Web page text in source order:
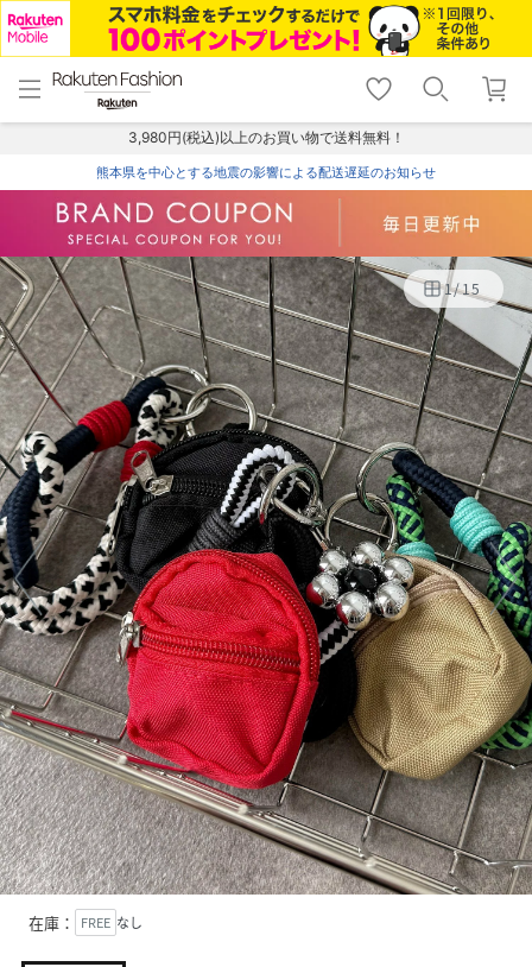
menu home
トップ
shopping_cart lock_outline
ログイン
3,980円(税込)以上のお買い物で送料無料！
熊本県を中心とする地震の影響による配送遅延のお知らせ
1/15
在庫： FREE なし